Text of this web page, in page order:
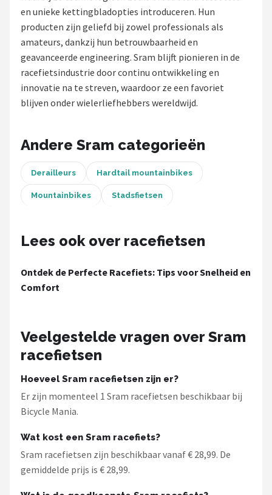
Mountainbikes
Shop
POPULAIRE MERKEN
Basil
ABUS
AXA
BBB Cycling
Schwalbe
Shimano
Cortina
Alle merken →
en unieke kettingbladopties introduceren. Hun
producten zijn geliefd bij zowel professionals als
amateurs, dankzij hun betrouwbaarheid en
geavanceerde engineering. Sram blijft pionieren in de
racefietsindustrie door continu ontwikkeling en
innovatie na te streven, waardoor ze een favoriet
blijven onder wielerliefhebbers wereldwijd.
Andere Sram categorieën
Derailleurs Hardtail mountainbikes
Mountainbikes Stadsfietsen
Lees ook over racefietsen
Ontdek de Perfecte Racefiets: Tips voor Snelheid en
Comfort
Veelgestelde vragen over Sram
racefietsen
Hoeveel Sram racefietsen zijn er?
Er zijn momenteel 1 Sram racefietsen beschikbaar bij
Bicycle Mania.
Wat kost een Sram racefiets?
Sram racefietsen zijn beschikbaar vanaf € 28,99. De
gemiddelde prijs is € 28,99.